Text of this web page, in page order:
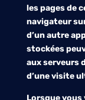
les pages de
navigateur
d’un autre
stockées
aux serveurs
d’une visite
Lorsque